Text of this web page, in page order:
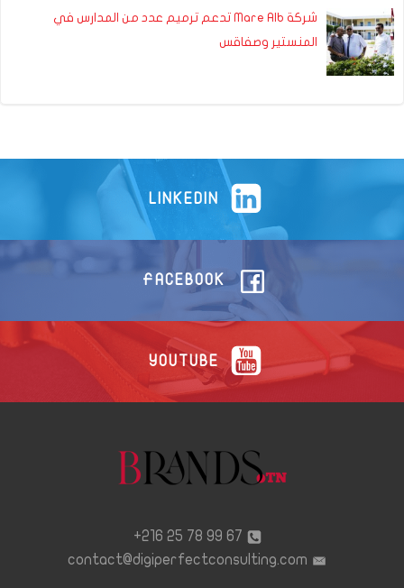
شركة Mare Alb تدعم ترميم عدد من المدارس في
المنستير وصفاقس
LINKEDIN
FACEBOOK
YOUTUBE
67 99 78 25 216+
contact@digiperfectconsulting.com